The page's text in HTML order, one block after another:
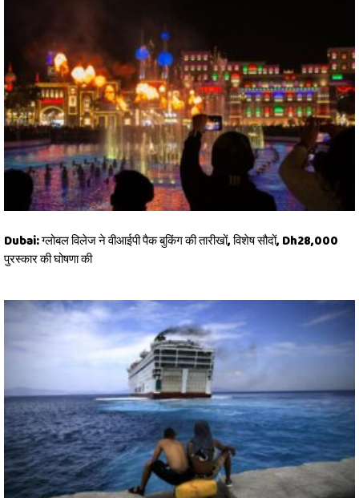
Dubai: ग्लोबल विलेज ने वीआईपी पैक बुकिंग की तारीखों, विशेष सौदों, Dh28,000
पुरस्कार की घोषणा की